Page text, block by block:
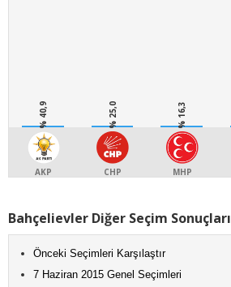
% 40,9
AKP
% 25,0
CHP
% 16,3
MHP
Bahçelievler Diğer Seçim Sonuçları
Önceki Seçimleri Karşılaştır
7 Haziran 2015 Genel Seçimleri